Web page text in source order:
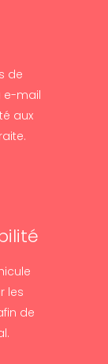
de
e-mail
aux
les
de